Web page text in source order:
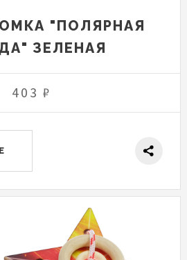
"ПОЛЯРНАЯ
ЗЕЛЕНАЯ
403 ₽